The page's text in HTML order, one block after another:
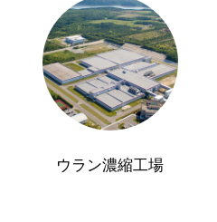
ウラン濃縮工場